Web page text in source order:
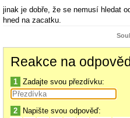
jinak je dobře, že se nemusí hledat
hned na zacatku.
Reakce na
1 Zadajte svou přezdívku:
2 Napište svou odpověď: